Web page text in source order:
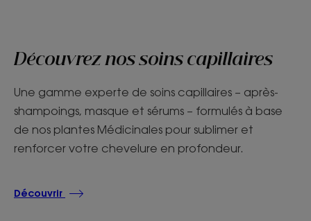
Découvrez nos soins capillaires
Une gamme experte de soins capillaires – après-
shampoings, masque et sérums – formulés à base
de nos plantes Médicinales pour sublimer et
renforcer votre chevelure en profondeur.
Découvrir